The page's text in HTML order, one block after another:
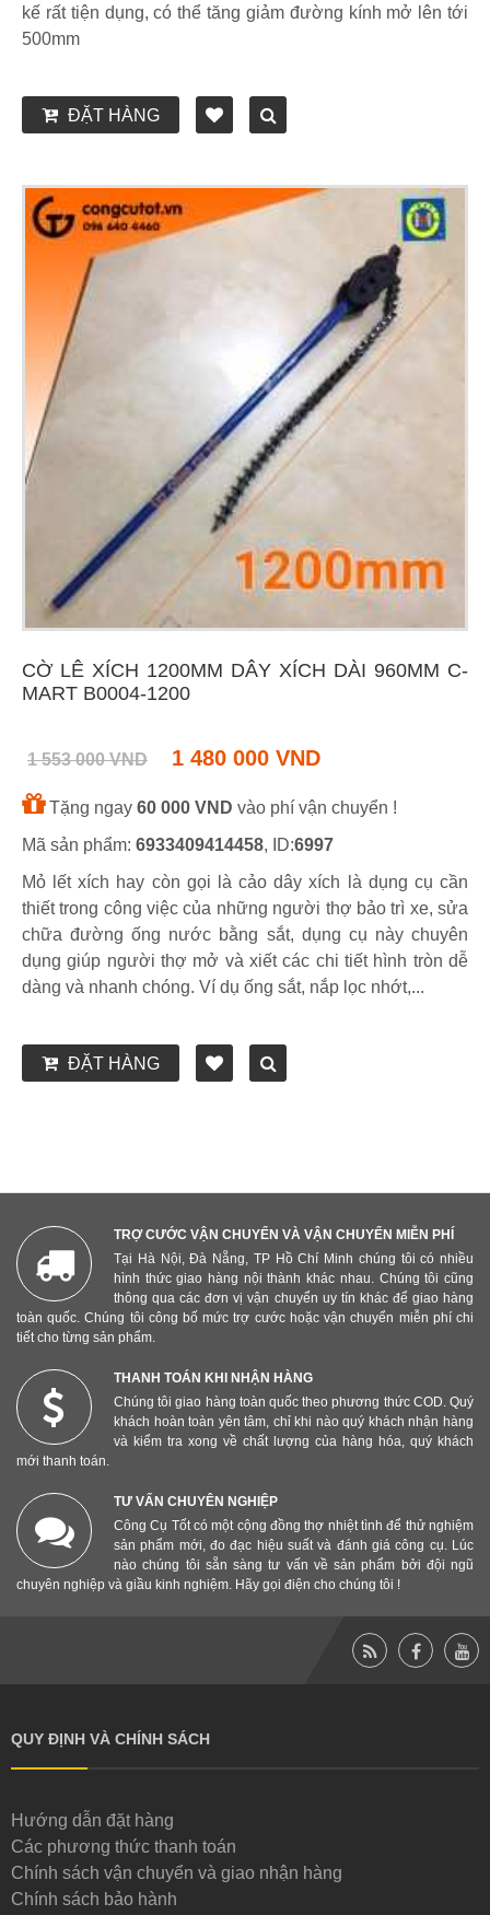
kế rất tiện dụng, có thể tăng giảm đường kính mở lên tới
500mm
ĐẶT HÀNG
CỜ LÊ XÍCH 1200MM DÂY XÍCH DÀI 960MM C-
MART B0004-1200
1 553 000 VND 1 480 000 VND
Tặng ngay 60 000 VND vào phí vận chuyển !
Mã sản phẩm: 6933409414458, ID:6997
Mỏ lết xích hay còn gọi là cảo dây xích là dụng cụ cần
thiết trong công việc của những người thợ bảo trì xe, sửa
chữa đường ống nước bằng sắt, dụng cụ này chuyên
dụng giúp người thợ mở và xiết các chi tiết hình tròn dễ
dàng và nhanh chóng. Ví dụ ống sắt, nắp lọc nhớt,...
ĐẶT HÀNG
TRỢ CƯỚC VẬN CHUYỂN VÀ VẬN CHUYỂN MIỄN PHÍ
Tại Hà Nội, Đà Nẵng, TP Hồ Chí Minh chúng tôi có nhiều
hình thức giao hàng nội thành khác nhau. Chúng tôi cũng
thông qua các đơn vị vận chuyển uy tín khác để giao hàng
toàn quốc. Chúng tôi công bố mức trợ cước hoặc vận chuyển miễn phí chi
tiết cho từng sản phẩm.
THANH TOÁN KHI NHẬN HÀNG
Chúng tôi giao hàng toàn quốc theo phương thức COD. Quý
khách hoàn toàn yên tâm, chỉ khi nào quý khách nhận hàng
và kiểm tra xong về chất lượng của hàng hóa, quý khách
mới thanh toán.
TƯ VẤN CHUYÊN NGHIỆP
Công Cụ Tốt có một cộng đồng thợ nhiệt tình để thử nghiệm
sản phẩm mới, đo đạc hiệu suất và đánh giá công cụ. Lúc
nào chúng tôi sẵn sàng tư vấn về sản phẩm bởi đội ngũ
chuyên nghiệp và giầu kinh nghiệm. Hãy gọi điện cho chúng tôi !
QUY ĐỊNH VÀ CHÍNH SÁCH
Hướng dẫn đặt hàng
Các phương thức thanh toán
Chính sách vận chuyển và giao nhận hàng
Chính sách bảo hành